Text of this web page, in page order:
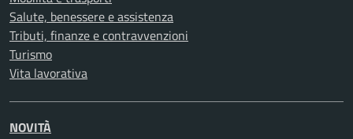
Salute, benessere e assistenza
Tributi, finanze e contravvenzioni
Turismo
Vita lavorativa
NOVITÀ